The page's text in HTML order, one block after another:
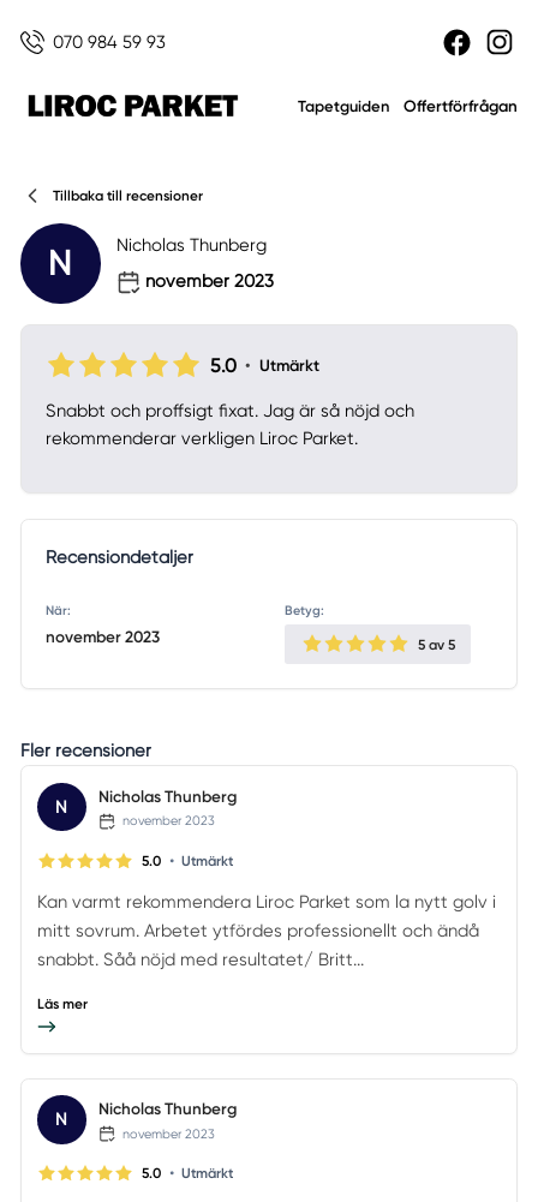
070 984 59 93
Tapetguiden Offertförfrågan
Tillbaka till recensioner
N
Nicholas Thunberg
november 2023
5.0 • Utmärkt
Snabbt och proffsigt fixat. Jag är så nöjd och
rekommenderar verkligen Liroc Parket.
Recensiondetaljer
När:
november 2023
Betyg:
5 av 5
Fler recensioner
N Nicholas Thunberg
november 2023
5.0 • Utmärkt
Kan varmt rekommendera Liroc Parket som la nytt golv i
mitt sovrum. Arbetet ytfördes professionellt och ändå
snabbt. Såå nöjd med resultatet/ Britt...
Läs mer
N Nicholas Thunberg
november 2023
5.0 • Utmärkt